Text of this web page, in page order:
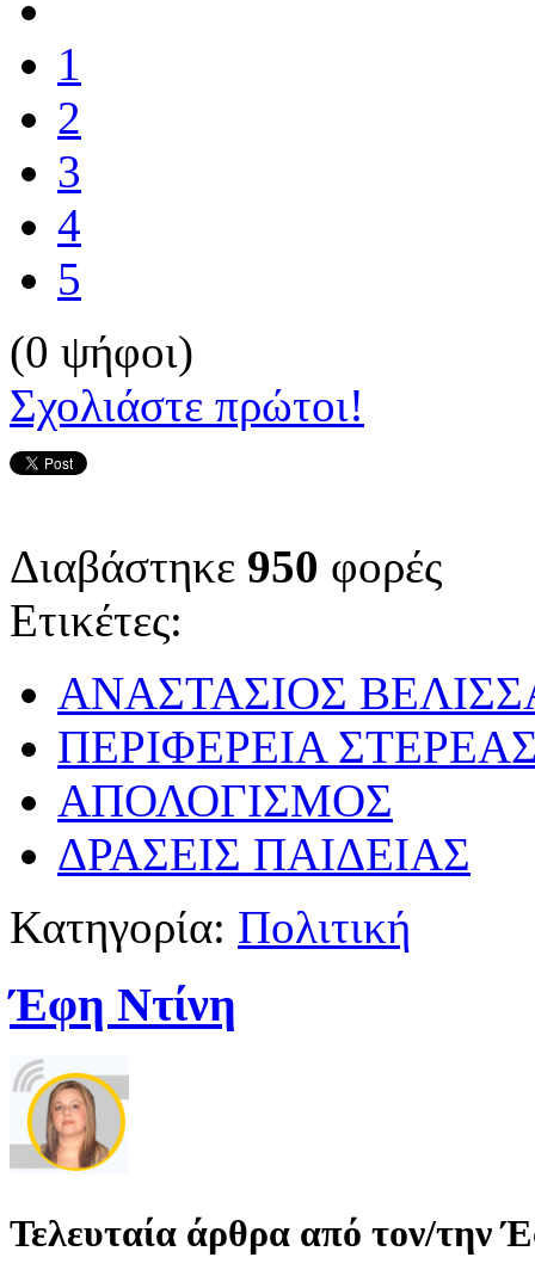
1
2
3
4
5
(0 ψήφοι)
Σχολιάστε πρώτοι!
Διαβάστηκε 950 φορές
Ετικέτες:
ΑΝΑΣΤΑΣΙΟΣ
ΠΕΡΙΦΕΡΕΙΑ
ΑΠΟΛΟΓΙΣΜΟΣ
ΔΡΑΣΕΙΣ ΠΑΙΔΕΙΑΣ
Κατηγορία: Πολιτική
Έφη Ντίνη
Τελευταία άρθρα από τον/την